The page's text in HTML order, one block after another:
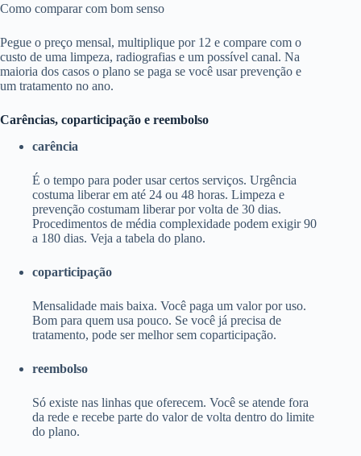
Como comparar com bom senso
Pegue o preço mensal, multiplique por 12 e compare com o
custo de uma limpeza, radiografias e um possível canal. Na
maioria dos casos o plano se paga se você usar prevenção e
um tratamento no ano.
Carências, coparticipação e reembolso
carência
É o tempo para poder usar certos serviços. Urgência
costuma liberar em até 24 ou 48 horas. Limpeza e
prevenção costumam liberar por volta de 30 dias.
Procedimentos de média complexidade podem exigir 90
a 180 dias. Veja a tabela do plano.
coparticipação
Mensalidade mais baixa. Você paga um valor por uso.
Bom para quem usa pouco. Se você já precisa de
tratamento, pode ser melhor sem coparticipação.
reembolso
Só existe nas linhas que oferecem. Você se atende fora
da rede e recebe parte do valor de volta dentro do limite
do plano.